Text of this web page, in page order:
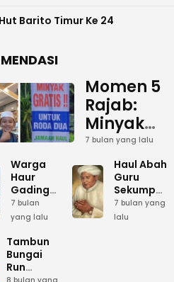
Hut Barito Timur Ke 24
Momen 5
Rajab:
Minyak
Gratis
dan Cinta
yang
Terus
Mengalir
7 bulan yang lalu
Warga
Haur
Gading
Siapkan
Bumbu
Umum
Sambut 5
Rajab di
Sekumpul
7 bulan
yang lalu
Haul Abah
Guru
Sekumpul:
Ketika
Lautan
7 bulan yang
lalu
Tambun
Bungai
Run